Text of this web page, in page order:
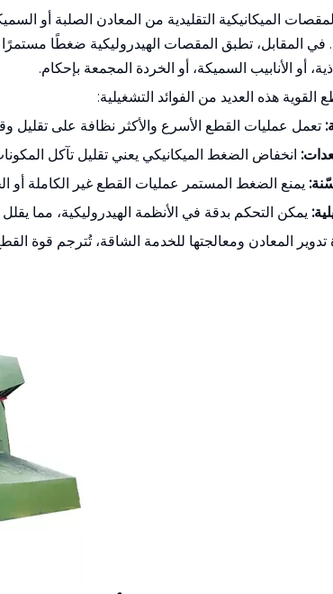
الميكانيكية التقليدية من المعادن الصلبة أو
في المقابل، تطبق المقصات الهيدروليكية ضغطًا
أو الأنابيب السميكة، أو الخردة المجمعة بإحكام.
القوية هذه العديد من الفوائد التشغيلية:
تعمل عمليات القطع الأسرع والأكثر نظافة على تقليل
انخفاض الضغط الميكانيكي يعني تقليل تآكل
يمنع الضغط المستمر عمليات القطع غير الكاملة أو
يمكن التحكم بدقة في الأنظمة الهيدروليكية، مما
المعادن ومعالجتها للخدمة الشاقة، تُترجم قوة